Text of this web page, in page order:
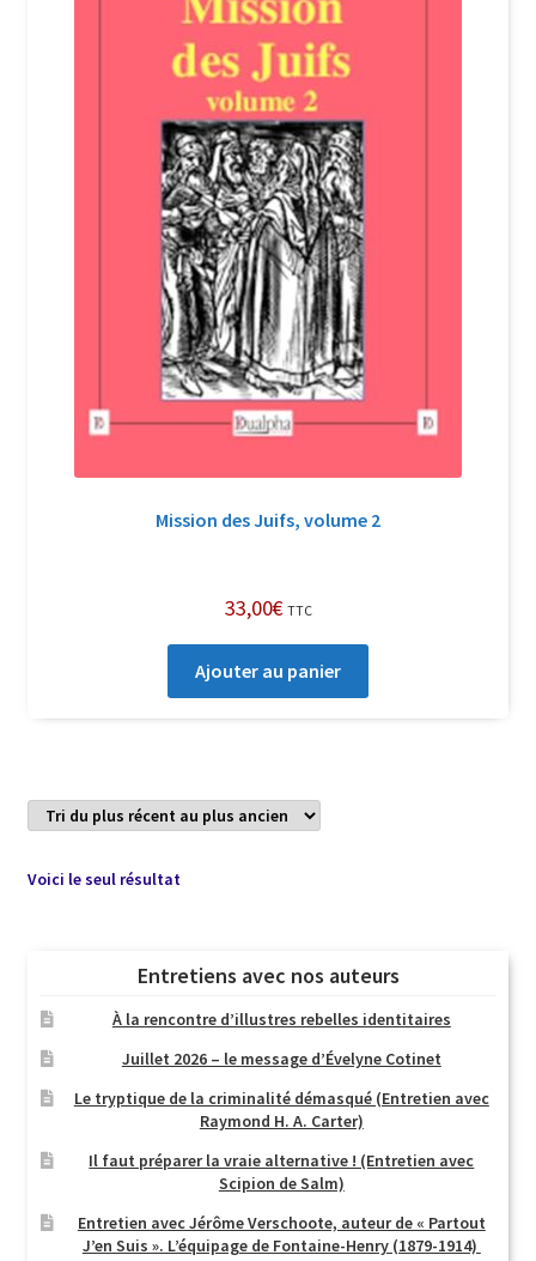
Login Customizer
Nous Contacter
Politique de confidentialité et cookies
Qui sommes-nous ?
Soutien à Philippe Randa
Suivi de la Commande
Mission des Juifs, volume 2
33,00€ TTC
Ajouter au panier
Voici le seul résultat
Entretiens avec nos auteurs
À la rencontre d’illustres rebelles identitaires
Juillet 2026 – le message d’Évelyne Cotinet
Le tryptique de la criminalité démasqué (Entretien avec
Raymond H. A. Carter)
Il faut préparer la vraie alternative ! (Entretien avec
Scipion de Salm)
Entretien avec Jérôme Verschoote, auteur de « Partout
J’en Suis ». L’équipage de Fontaine-Henry (1879-1914)